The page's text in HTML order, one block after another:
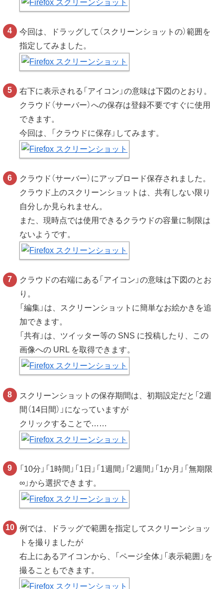
今回は、ドラッグして（スクリーンショットの）範囲を
指定してみました。
右下に表示される「アイコン」の意味は下図のとおり。
クラウド（サーバー）への保存は登録不要ですぐに使用
できます。
今回は、「クラウドに保存」してみます。
クラウド（サーバー）にアップロード保存されました。
クラウド上のスクリーンショットは、共有しない限り
自分しか見られません。
また、現時点では使用できるクラウドの容量に制限は
ないようです。
クラウドの右端にある「アイコン」の意味は下図のとお
り。
「編集」は、スクリーンショットに簡単なお絵かきを追
加できます。
「共有」は、ツイッター等の SNS に投稿したり、この
画像への URL を取得できます。
スクリーンショットの保存期間は、初期設定だと「2週
間（14日間）」になっていますが
クリックすることで……
「10分」「1時間」「1日」「1週間」「2週間」「1か月」「無期限
∞」から選択できます。
例では、ドラッグで範囲を指定してスクリーンショッ
トを撮りましたが
右上にあるアイコンから、「ページ全体」「表示範囲」を
撮ることもできます。